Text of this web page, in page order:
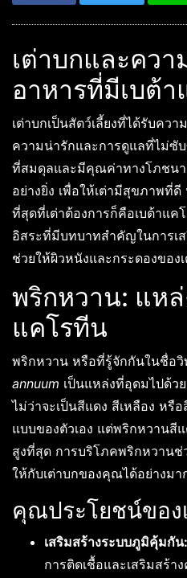
เต่าบกและคว
อาหารที่มีเบต้
เต่าบกเป็นสัตว์เลี้ยงที่ได้รับคว
ความน่ารักและการดูแลที่ไม่ซั
ที่สมดุลและมีคุณค่าทางโภชนา
อย่างยิ่ง เพื่อให้เต่ามีสุขภาพที่
ที่สุดที่เต่าต้องการก็คือเบต้าแ
อิสระที่มีบทบาทสำคัญในการเ
ช่วยให้ผิวหนังและกระดองของ
พริกหวาน: แห
แคโรทีน
พริกหวาน หรือที่รู้จักกันในชื่อวิ
annuum เป็นแหล่งที่อุดมไปด้ว
ไม่ว่าจะเป็นสีแดง สีเหลือง หรื
แบบของตัวเอง แต่พริกหวานสี
สูงที่สุด การบริโภคพริกหวาน
ให้กับเต่าบกของคุณได้อย่างมา
คุณประโยชน์ของ
เสริมสร้างระบบภูมิคุ้มกัน:
การติดเชื้อและเสริมสร้า